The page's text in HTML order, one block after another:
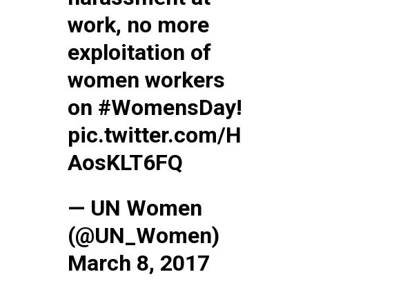
work, no more
exploitation of
women workers
on #WomensDay!
pic.twitter.com/H
AosKLT6FQ
— UN Women
(@UN_Women)
March 8, 2017